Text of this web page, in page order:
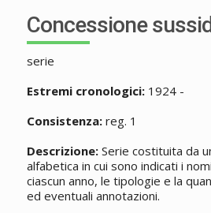
Concessione
serie
Estremi cronologici:1924 -
Consistenza:reg. 1
Descrizione:Serie costituita da
alfabetica in cui sono indicati i
ciascun anno, le tipologie e la
ed eventuali annotazioni.